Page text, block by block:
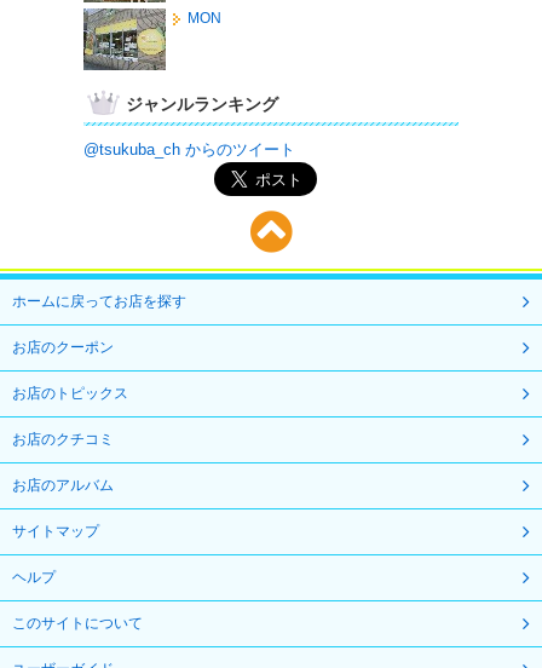
MON
ジャンルランキング
@tsukuba_ch からのツイート
ホームに戻ってお店を探す
お店のクーポン
お店のトピックス
お店のクチコミ
お店のアルバム
サイトマップ
ヘルプ
このサイトについて